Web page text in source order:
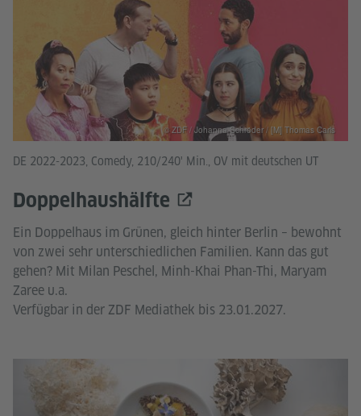
DE 2022-2023, Comedy, 210/240' Min., OV mit deutschen UT
Doppelhaushälfte
Ein Doppelhaus im Grünen, gleich hinter Berlin – bewohnt
von zwei sehr unterschiedlichen Familien. Kann das gut
gehen? Mit Milan Peschel, Minh-Khai Phan-Thi, Maryam
Zaree u.a.
Verfügbar in der ZDF Mediathek bis 23.01.2027.
© ZDF / Johanna Schröder / [M] Thomas Carls